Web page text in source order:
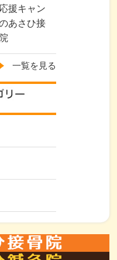
援キャン
あさひ接
一覧を見る